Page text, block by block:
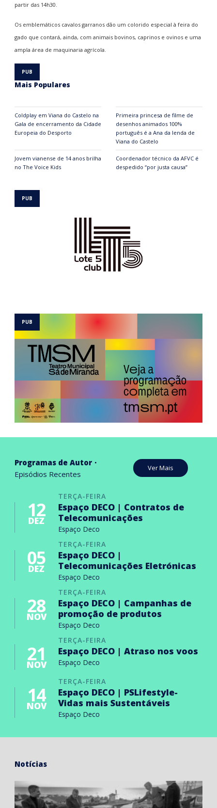
partir das 14h30.
Os emblemáticos cavalos garranos dão um colorido especial à feira do
gado que contará, ainda, com animais bovinos, caprinos e ovinos e uma
ampla área de maquinaria agrícola.
Mais Populares
Coldplay em Viana do Castelo na
Gala de encerramento da Cidade
Europeia do Desporto
Primeira princesa de filme de
desenhos animados 100%
português é a Ana da lenda de
Viana do Castelo
Jovem vianense de 14 anos brilha
no The Voice Kids
Coordenador técnico da AFVC é
despedido “por justa causa”
Programas de Autor
Episódios Recentes
Ver Mais
TERÇA-FEIRA
12
DEZ
Espaço DECO | Contratos de
Telecomunicações
Espaço Deco
TERÇA-FEIRA
05
DEZ
Espaço DECO |
Telecomunicações Eletrónicas
Espaço Deco
TERÇA-FEIRA
28
NOV
Espaço DECO | Campanhas de
promoção de produtos
Espaço Deco
TERÇA-FEIRA
21
NOV
Espaço DECO | Atraso nos voos
Espaço Deco
TERÇA-FEIRA
14
NOV
Espaço DECO | PSLifestyle-
Vidas mais Sustentáveis
Espaço Deco
Notícias